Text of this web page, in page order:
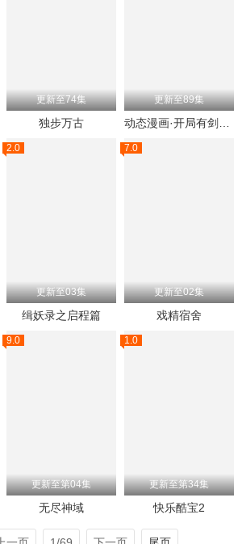
更新至74集
独步万古
更新至89集
2.0
更新至03集
缉妖录之启程篇
7.0
更新至02集
戏精宿舍
9.0
更新至第04集
无尽神域
1.0
更新至第34集
快乐酷宝2